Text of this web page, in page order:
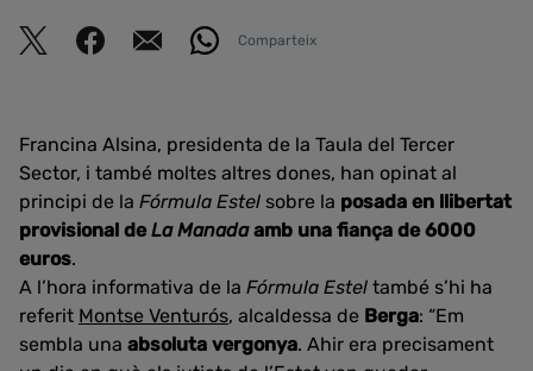
Comparteix
Francina Alsina, presidenta de la Taula del Tercer
Sector, i també moltes altres dones, han opinat al
principi de la Fórmula Estel sobre la posada en llibertat
provisional deLa Manadaamb una fiança de 6000
euros.
A l’hora informativa de la Fórmula Estel també s’hi ha
referit Montse Venturós, alcaldessa de Berga: “Em
sembla una absoluta vergonya. Ahir era precisament